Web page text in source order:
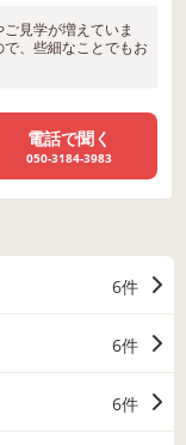
見学が増えていま
、些細なことでもお
電話で聞く
050-3184-3983
6件
6件
6件